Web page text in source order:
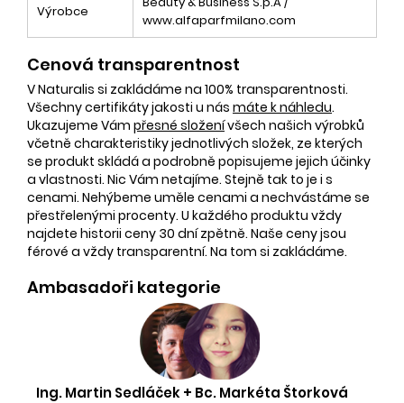
Výrobce
www.alfaparfmilano.com
Cenová transparentnost
V Naturalis si zakládáme na 100% transparentnosti.
Všechny certifikáty jakosti u nás máte k náhledu.
Ukazujeme Vám přesné složenívšech našich výrobků
včetně charakteristiky jednotlivých složek, ze kterých
se produkt skládá a podrobně popisujeme jejich účinky
a vlastnosti. Nic Vám netajíme. Stejně tak to je i s
cenami. Nehýbeme uměle cenami a nechvástáme se
přestřelenými procenty. U každého produktu vždy
najdete historii ceny 30 dní zpětně. Naše ceny jsou
férové a vždy transparentní. Na tom si zakládáme.
Ambasadoři kategorie
Ing. Martin Sedláček + Bc. Markéta Štorková